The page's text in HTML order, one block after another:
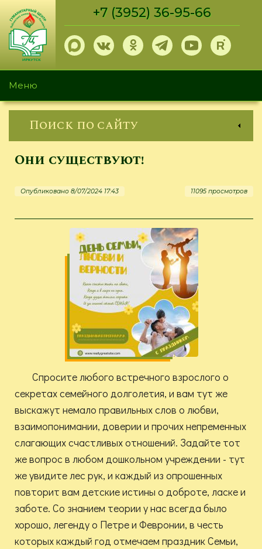
Перейти
основному
содержанию
+7 (3952) 36-95-66
Меню
Поиск по сайту
Они существуют!
Опубликовано 8/07/2024 17:43 11095 просмотров
Спросите любого встречного взрослого о
секретах семейного долголетия, и вам тут же
выскажут немало правильных слов о любви,
взаимопонимании, доверии и прочих непременных
слагающих счастливых отношений. Задайте тот
же вопрос в любом дошкольном учреждении - тут
же увидите лес рук, и каждый из опрошенных
повторит вам детские истины о доброте, ласке и
заботе. Со знанием теории у нас всегда было
хорошо, легенду о Петре и Февронии, в честь
которых каждый год отмечаем праздник Семьи,